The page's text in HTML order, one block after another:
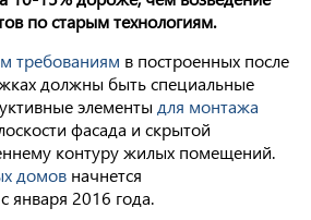
по старым технологиям.
требованиям в построенных после
должны быть специальные
элементы для монтажа
фасада и скрытой
контуру жилых помещений.
домов начнется
января 2016 года.